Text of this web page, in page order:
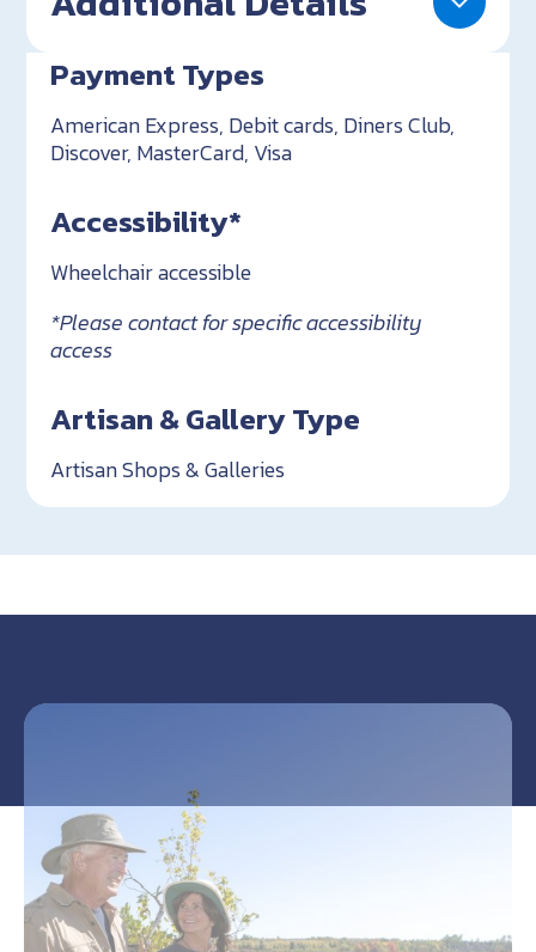
Payment Types
American Express, Debit cards, Diners Club,
Discover, MasterCard, Visa
Accessibility*
Wheelchair accessible
*Please contact for specific accessibility
access
Artisan & Gallery Type
Artisan Shops & Galleries